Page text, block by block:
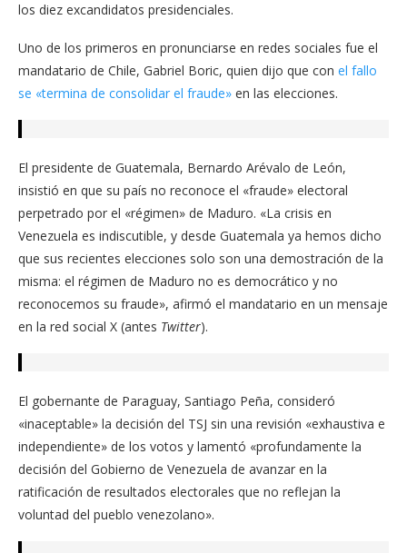
los diez excandidatos presidenciales.
Uno de los primeros en pronunciarse en redes sociales fue el
mandatario de Chile, Gabriel Boric, quien dijo que con el fallo
se «termina de consolidar el fraude» en las elecciones.
El presidente de Guatemala, Bernardo Arévalo de León,
insistió en que su país no reconoce el «fraude» electoral
perpetrado por el «régimen» de Maduro. «La crisis en
Venezuela es indiscutible, y desde Guatemala ya hemos dicho
que sus recientes elecciones solo son una demostración de la
misma: el régimen de Maduro no es democrático y no
reconocemos su fraude», afirmó el mandatario en un mensaje
en la red social X (antes Twitter).
El gobernante de Paraguay, Santiago Peña, consideró
«inaceptable» la decisión del TSJ sin una revisión «exhaustiva e
independiente» de los votos y lamentó «profundamente la
decisión del Gobierno de Venezuela de avanzar en la
ratificación de resultados electorales que no reflejan la
voluntad del pueblo venezolano».